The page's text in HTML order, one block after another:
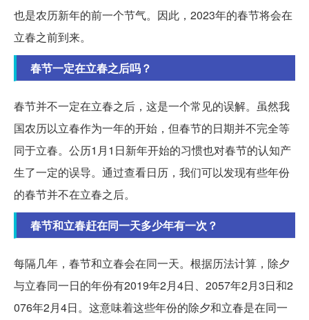
也是农历新年的前一个节气。因此，2023年的春节将会在
立春之前到来。
春节一定在立春之后吗？
春节并不一定在立春之后，这是一个常见的误解。虽然我
国农历以立春作为一年的开始，但春节的日期并不完全等
同于立春。公历1月1日新年开始的习惯也对春节的认知产
生了一定的误导。通过查看日历，我们可以发现有些年份
的春节并不在立春之后。
春节和立春赶在同一天多少年有一次？
每隔几年，春节和立春会在同一天。根据历法计算，除夕
与立春同一日的年份有2019年2月4日、2057年2月3日和2
076年2月4日。这意味着这些年份的除夕和立春是在同一